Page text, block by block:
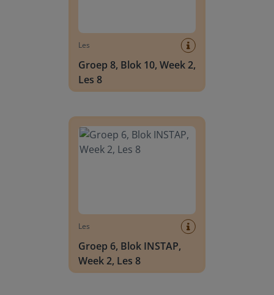
Les
Groep 8, Blok 10, Week 2,
Les 8
Les
Groep 6, Blok INSTAP,
Week 2, Les 8